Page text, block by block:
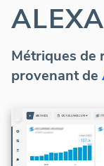
Métriques de
provenant de